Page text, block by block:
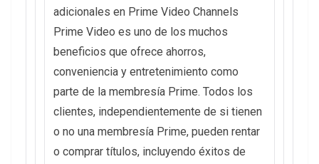
adicionales en Prime Video Channels
Prime Video es uno de los muchos
beneficios que ofrece ahorros,
conveniencia y entretenimiento como
parte de la membresía Prime. Todos los
clientes, independientemente de si tienen
o no una membresía Prime, pueden rentar
o comprar títulos, incluyendo éxitos de